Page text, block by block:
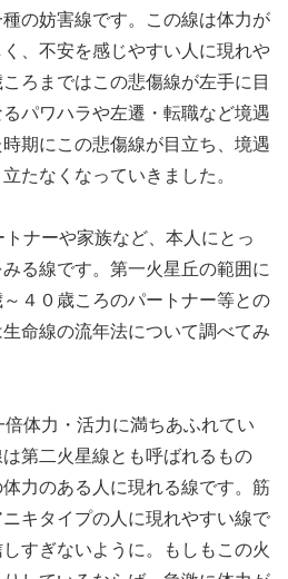
の妨害線です。この線は体力が
、不安を感じやすい人に現れや
ろまではこの悲傷線が左手に目
パワハラや左遷・転職など境遇
期にこの悲傷線が目立ち、境遇
たなくなっていきました。
トナーや家族など、本人にとっ
る線です。第一火星丘の範囲に
４０歳ころのパートナー等との
命線の流年法について調べてみ
倍体力・活力に満ちあふれてい
第二火星線とも呼ばれるもの
力のある人に現れる線です。筋
キタイプの人に現れやすい線で
すぎないように。もしもこの火